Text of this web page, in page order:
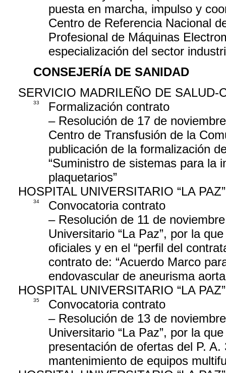
puesta en marcha, impulso y
Centro de Referencia Nacional
Profesional de Máquinas
especialización del sector
CONSEJERÍA DE SANIDAD
SERVICIO MADRILEÑO DE SALUD-
33
Formalización contrato
– Resolución de 17 de
Centro de Transfusión de la
publicación de la formalización
“Suministro de sistemas para la
plaquetarios”
HOSPITAL UNIVERSITARIO “LA PAZ”
34
Convocatoria contrato
– Resolución de 11 de
Universitario “La Paz”, por la
oficiales y en el “perfil del
contrato de: “Acuerdo Marco
endovascular de aneurisma
HOSPITAL UNIVERSITARIO “LA PAZ”
35
Convocatoria contrato
– Resolución de 13 de
Universitario “La Paz”, por la
presentación de ofertas del P.
mantenimiento de equipos